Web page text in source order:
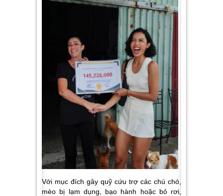
Với mục đích gây quỹ cứu trợ các chú chó,
mèo bị lạm dụng, bạo hành hoặc bỏ rơi,